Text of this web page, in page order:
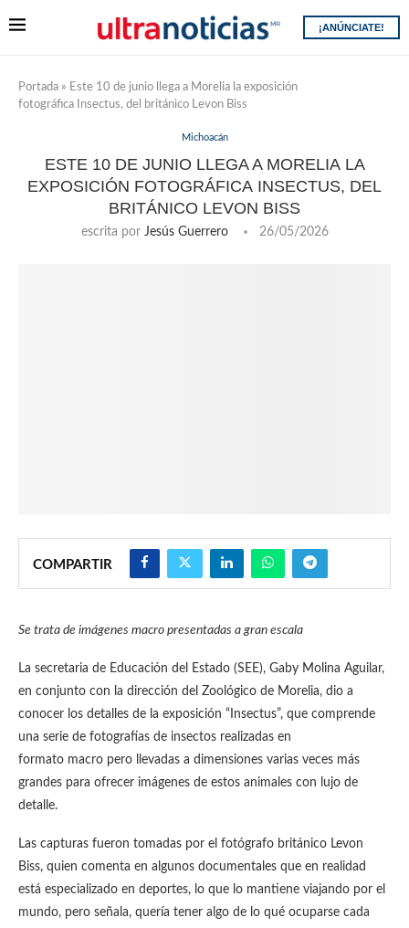
¡ANÚNCIATE!
Portada » Este 10 de junio llega a Morelia la exposición
fotográfica Insectus, del británico Levon Biss
Michoacán
ESTE 10 DE JUNIO LLEGA A MORELIA LA
EXPOSICIÓN FOTOGRÁFICA INSECTUS, DEL
BRITÁNICO LEVON BISS
escrita por Jesús Guerrero 26/05/2026
COMPARTIR
Se trata de imágenes macro presentadas a gran escala
La secretaria de Educación del Estado (SEE), Gaby Molina Aguilar,
en conjunto con la dirección del Zoológico de Morelia, dio a
conocer los detalles de la exposición “Insectus”, que comprende
una serie de fotografías de insectos realizadas en
formato macro pero llevadas a dimensiones varias veces más
grandes para ofrecer imágenes de estos animales con lujo de
detalle.
Las capturas fueron tomadas por el fotógrafo británico Levon
Biss, quien comenta en algunos documentales que en realidad
está especializado en deportes, lo que lo mantiene viajando por el
mundo, pero señala, quería tener algo de lo qué ocuparse cada